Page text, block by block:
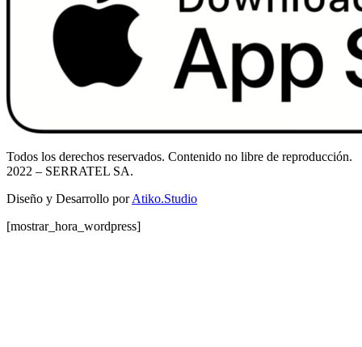
Todos los derechos reservados. Contenido no libre de reproducción.
2022 – SERRATEL SA.
Diseño y Desarrollo porAtiko.Studio
[mostrar_hora_wordpress]